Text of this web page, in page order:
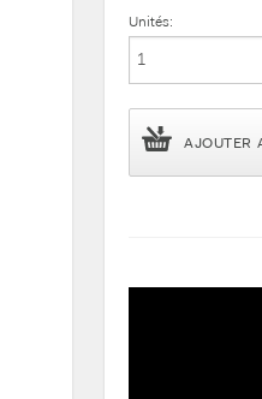
Unités:
AJOUTER